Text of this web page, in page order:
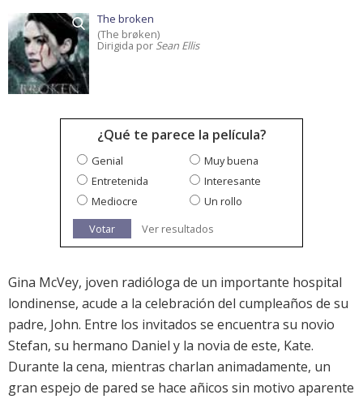
The broken
(The brøken)
Dirigida por Sean Ellis
¿Qué te parece la película?
Genial
Muy buena
Entretenida
Interesante
Mediocre
Un rollo
Votar
Ver resultados
Gina McVey, joven radióloga de un importante hospital
londinense, acude a la celebración del cumpleaños de su
padre, John. Entre los invitados se encuentra su novio
Stefan, su hermano Daniel y la novia de este, Kate.
Durante la cena, mientras charlan animadamente, un
gran espejo de pared se hace añicos sin motivo aparente